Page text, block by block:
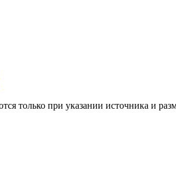
только при указании источника и